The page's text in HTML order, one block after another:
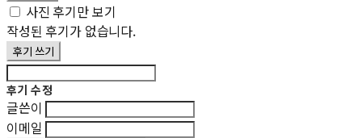
사진 후기만 보기
작성된 후기가 없습니다.
후기 쓰기
후기 수정
글쓴이
이메일